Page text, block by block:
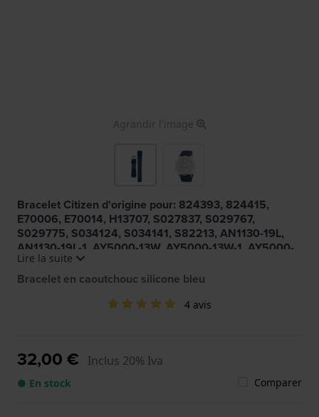
Agrandir l'image
Bracelet Citizen d'origine pour: 824393, 824415,
E70006, E70014, H13707, S027837, S029767,
S029775, S034124, S034141, S82213, AN1130-19L,
AN1130-19L-1, AY5000-13W, AY5000-13W-1, AY5000-
13WM, AY5000-13Y, AY5000-13Y-1, AY5000-13YM,
AY5004-04L, AY5004-04L-1, NY0040-17L, NY0040-
Lire la suite
Bracelet en caoutchouc silicone bleu
4 avis
32,00 € Inclus 20% Iva
● En stock Comparer